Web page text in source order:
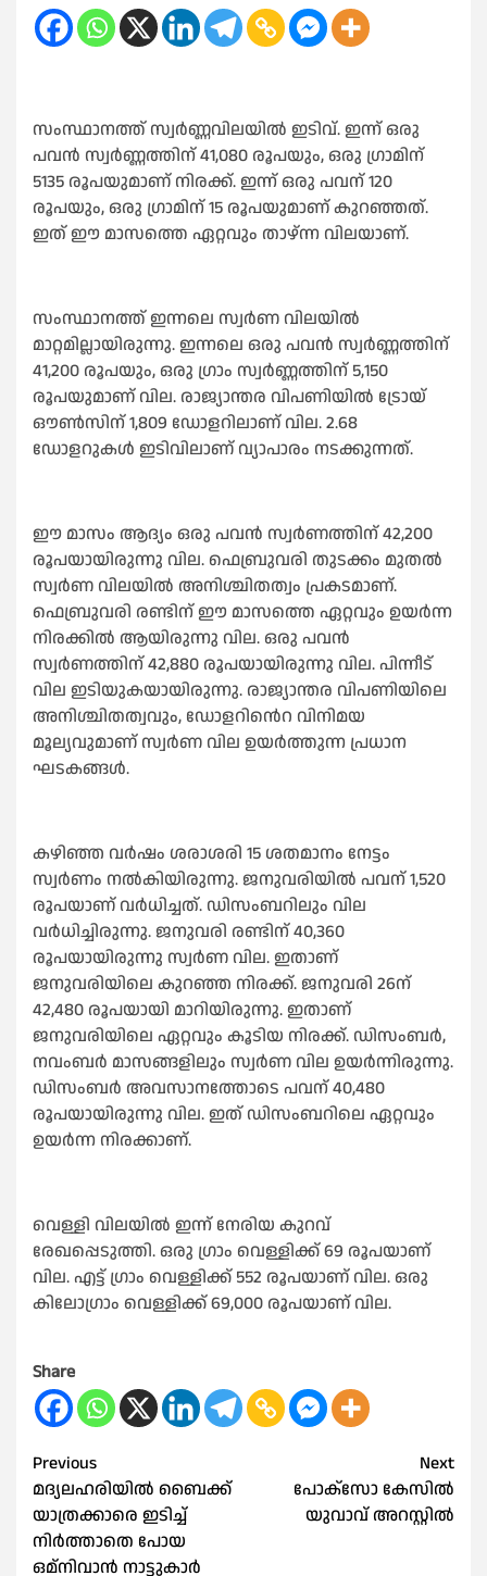
സംസ്ഥാനത്ത് സ്വർണ്ണവിലയിൽ ഇടിവ്. ഇന്ന് ഒരു
പവൻ സ്വർണ്ണത്തിന് 41,080 രൂപയും, ഒരു ഗ്രാമിന്
5135 രൂപയുമാണ് നിരക്ക്. ഇന്ന് ഒരു പവന് 120
രൂപയും, ഒരു ഗ്രാമിന് 15 രൂപയുമാണ് കുറഞ്ഞത്.
ഇത് ഈ മാസത്തെ ഏറ്റവും താഴ്ന്ന വിലയാണ്.
സംസ്ഥാനത്ത് ഇന്നലെ സ്വർണ വിലയിൽ
മാറ്റമില്ലായിരുന്നു. ഇന്നലെ ഒരു പവൻ സ്വർണ്ണത്തിന്
41,200 രൂപയും, ഒരു ഗ്രാം സ്വർണ്ണത്തിന് 5,150
രൂപയുമാണ് വില. രാജ്യാന്തര വിപണിയിൽ ട്രോയ്
ഔൺസിന് 1,809 ഡോളറിലാണ് വില. 2.68
ഡോളറുകൾ ഇടിവിലാണ് വ്യാപാരം നടക്കുന്നത്.
ഈ മാസം ആദ്യം ഒരു പവൻ സ്വർണത്തിന് 42,200
രൂപയായിരുന്നു വില. ഫെബ്രുവരി തുടക്കം മുതൽ
സ്വർണ വിലയിൽ അനിശ്ചിതത്വം പ്രകടമാണ്.
ഫെബ്രുവരി രണ്ടിന് ഈ മാസത്തെ ഏറ്റവും ഉയർന്ന
നിരക്കിൽ ആയിരുന്നു വില. ഒരു പവൻ
സ്വർണത്തിന് 42,880 രൂപയായിരുന്നു വില. പിന്നീട്
വില ഇടിയുകയായിരുന്നു. രാജ്യാന്തര വിപണിയിലെ
അനിശ്ചിതത്വവും, ഡോളറിൻെറ വിനിമയ
മൂല്യവുമാണ് സ്വർണ വില ഉയ‍ർത്തുന്ന പ്രധാന
ഘടകങ്ങൾ.
കഴിഞ്ഞ വർഷം ശരാശരി 15 ശതമാനം നേട്ടം
സ്വർണം നൽകിയിരുന്നു. ജനുവരിയിൽ പവന് 1,520
രൂപയാണ് വർധിച്ചത്. ഡിസംബറിലും വില
വര്‍ധിച്ചിരുന്നു. ജനുവരി രണ്ടിന് 40,360
രൂപയായിരുന്നു സ്വർണ വില. ഇതാണ്
ജനുവരിയിലെ കുറഞ്ഞ നിരക്ക്. ജനുവരി 26ന്
42,480 രൂപയായി മാറിയിരുന്നു. ഇതാണ്
ജനുവരിയിലെ ഏറ്റവും കൂടിയ നിരക്ക്. ഡിസംബർ,
നവംബർ മാസങ്ങളിലും സ്വർണ വില ഉയ‍ർന്നിരുന്നു.
ഡിസംബർ അവസാനത്തോടെ പവന് 40,480
രൂപയായിരുന്നു വില. ഇത് ഡിസംബറിലെ ഏറ്റവും
ഉയ‍ർന്ന നിരക്കാണ്.
വെള്ളി വിലയിൽ ഇന്ന് നേരിയ കുറവ്
രേഖപ്പെടുത്തി. ഒരു ഗ്രാം വെള്ളിക്ക് 69 രൂപയാണ്
വില. എട്ട് ഗ്രാം വെള്ളിക്ക് 552 രൂപയാണ് വില. ഒരു
കിലോഗ്രാം വെള്ളിക്ക് 69,000 രൂപയാണ് വില.
Share
Post
navigation
Previous
മദ്യലഹരിയിൽ ബൈക്ക്
യാത്രക്കാരെ ഇടിച്ച്
നിർത്താതെ പോയ
ഒമ്‌നിവാന്‍ നാട്ടുകാർ
Next
പോക്സോ കേസിൽ
യുവാവ് അറസ്റ്റിൽ